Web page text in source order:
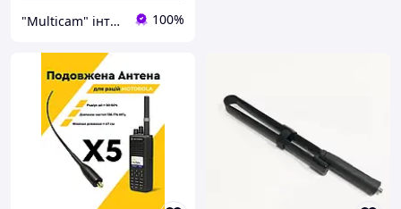
"Multicam" інтернет магазин 100%